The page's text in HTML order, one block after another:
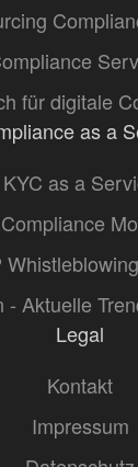
für digitale
as a
KYC as a
- Aktuelle
Legal
Kontakt
Impressum